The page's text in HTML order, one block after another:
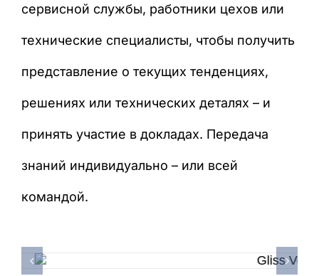
сервисной службы, работники цехов или
технические специалисты, чтобы получить
представление о текущих тенденциях,
решениях или технических деталях – и
принять участие в докладах. Передача
знаний индивидуально – или всей
командой.